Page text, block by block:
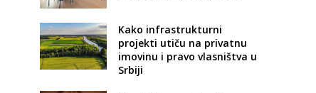
Kako infrastrukturni
projekti utiču na privatnu
imovinu i pravo vlasništva u
Srbiji